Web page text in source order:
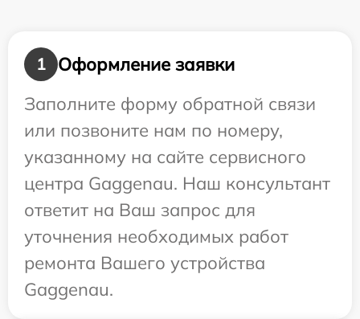
1
Оформление заявки
Заполните форму обратной связи
или позвоните нам по номеру,
указанному на сайте сервисного
центра Gaggenau. Наш консультант
ответит на Ваш запрос для
уточнения необходимых работ
ремонта Вашего устройства
Gaggenau.